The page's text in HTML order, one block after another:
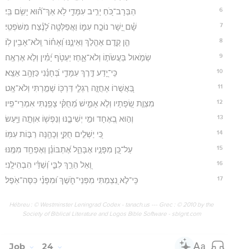
6 הַבְּרָב־כֹּ֭חַ יָרִ֣יב עִמָּדִ֑י לֹ֥א אַךְ־ה֝֗וּא יָשִׂ֥ם בִּֽי׃
7 שָׁ֗ם יָ֭שָׁר נוֹכָ֣ח עִמּ֑וֹ וַאֲפַלְּטָ֥ה לָ֝נֶ֗צַח מִשֹּׁפְטִֽי׃
8 הֵ֤ן קֶ֣דֶם אֶהֱלֹ֣ךְ וְאֵינֶ֑נּוּ וְ֝אָח֗וֹר וְֽלֹא־אָבִ֥ין לֽוֹ׃
9 שְׂמֹ֣אול בַּעֲשֹׂת֣וֹ וְלֹא־אָ֑חַז יַעְטֹ֥ף יָ֝מִ֗ין וְלֹ֣א אֶרְאֶֽה׃
10 כִּֽי־יָ֭דַע דֶּ֣רֶךְ עִמָּדִ֑י בְּ֝חָנַ֗נִי כַּזָּהָ֥ב אֵצֵֽא׃
11 בַּ֭אֲשֻׁרוֹ אָחֲזָ֣ה רַגְלִ֑י דַּרְכּ֖וֹ שָׁמַ֣רְתִּי וְלֹא־אָֽט׃
12 מִצְוַ֣ת שְׂ֭פָתָיו וְלֹ֣א אָמִ֑ישׁ מֵ֝חֻקִּ֗י צָפַ֥נְתִּי אִמְרֵי־פִֽיו׃
13 וְה֣וּא בְ֭אֶחָד וּמִ֣י יְשִׁיבֶ֑נּוּ וְנַפְשׁ֖וֹ אִוְּתָ֣ה וַיָּֽעַשׂ׃
14 כִּ֭י יַשְׁלִ֣ים חֻקִּ֑י וְכָהֵ֖נָּה רַבּ֣וֹת עִמּֽוֹ׃
15 עַל־כֵּ֭ן מִפָּנָ֣יו אֶבָּהֵ֑ל אֶ֝תְבּוֹנֵ֗ן וְאֶפְחַ֥ד מִמֶּֽנּוּ׃
16 וְ֭אֵל הֵרַ֣ךְ לִבִּ֑י וְ֝שַׁדַּ֗י הִבְהִילָֽנִי׃
17 כִּֽי־לֹ֣א נִ֭צְמַתִּי מִפְּנֵי־חֹ֑שֶׁךְ וּ֝מִפָּנַ֗י כִּסָּה־אֹֽפֶל׃
Hébreu : © Westminster Leningrad Codex - tanach.us --- Grec : © 2010 by the
Society of Biblical Literature and Logos Bible Software - sblgnt.com
Job 24